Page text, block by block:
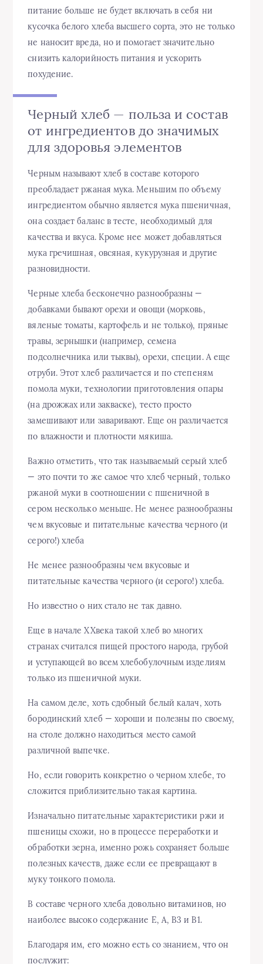
питание больше не будет включать в себя ни
кусочка белого хлеба высшего сорта, это не только
не наносит вреда, но и помогает значительно
снизить калорийность питания и ускорить
похудение.
Черный хлеб — польза и состав
от ингредиентов до значимых
для здоровья элементов
Черным называют хлеб в составе которого
преобладает ржаная мука. Меньшим по объему
ингредиентом обычно является мука пшеничная,
она создает баланс в тесте, необходимый для
качества и вкуса. Кроме нее может добавляться
мука гречишная, овсяная, кукурузная и другие
разновидности.
Черные хлеба бесконечно разнообразны —
добавками бывают орехи и овощи (морковь,
вяленые томаты, картофель и не только), пряные
травы, зернышки (например, семена
подсолнечника или тыквы), орехи, специи. А еще
отруби. Этот хлеб различается и по степеням
помола муки, технологии приготовления опары
(на дрожжах или закваске), тесто просто
замешивают или заваривают. Еще он различается
по влажности и плотности мякиша.
Важно отметить, что так называемый серый хлеб
— это почти то же самое что хлеб черный, только
ржаной муки в соотношении с пшеничной в
сером несколько меньше. Не менее разнообразны
чем вкусовые и питательные качества черного (и
серого!) хлеба
Не менее разнообразны чем вкусовые и
питательные качества черного (и серого!) хлеба.
Но известно о них стало не так давно.
Еще в начале XXвека такой хлеб во многих
странах считался пищей простого народа, грубой
и уступающей во всем хлебобулочным изделиям
только из пшеничной муки.
На самом деле, хоть сдобный белый калач, хоть
бородинский хлеб — хороши и полезны по своему,
на столе должно находиться место самой
различной выпечке.
Но, если говорить конкретно о черном хлебе, то
сложится приблизительно такая картина.
Изначально питательные характеристики ржи и
пшеницы схожи, но в процессе переработки и
обработки зерна, именно рожь сохраняет больше
полезных качеств, даже если ее превращают в
муку тонкого помола.
В составе черного хлеба довольно витаминов, но
наиболее высоко содержание Е, А, В3 и В1.
Благодаря им, его можно есть со знанием, что он
послужит: